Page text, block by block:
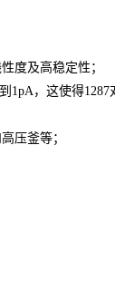
度及高稳定性；
，这使得
压釜等；